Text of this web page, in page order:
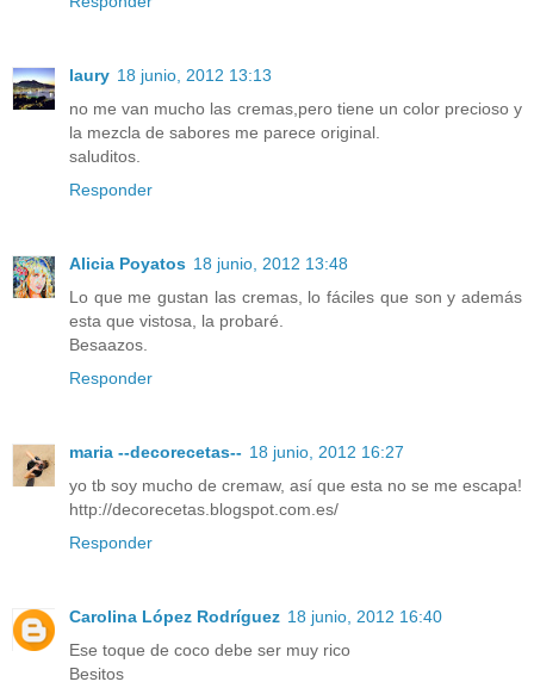
laury 18 junio, 2012 13:13
no me van mucho las cremas,pero tiene un color precioso y
la mezcla de sabores me parece original.
saluditos.
Responder
Alicia Poyatos 18 junio, 2012 13:48
Lo que me gustan las cremas, lo fáciles que son y además
esta que vistosa, la probaré.
Besaazos.
Responder
maria --decorecetas-- 18 junio, 2012 16:27
yo tb soy mucho de cremaw, así que esta no se me escapa!
http://decorecetas.blogspot.com.es/
Responder
Carolina López Rodríguez 18 junio, 2012 16:40
Ese toque de coco debe ser muy rico
Besitos